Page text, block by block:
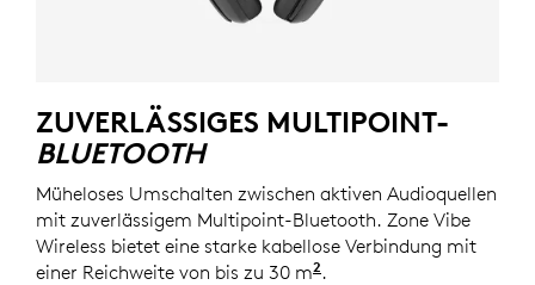
ZUVERLÄSSIGES MULTIPOINT-
BLUETOOTH
Müheloses Umschalten zwischen aktiven Audioquellen
mit zuverlässigem Multipoint-Bluetooth. Zone Vibe
Wireless bietet eine starke kabellose Verbindung mit
einer Reichweite von bis zu 30 m2 Bei den
.